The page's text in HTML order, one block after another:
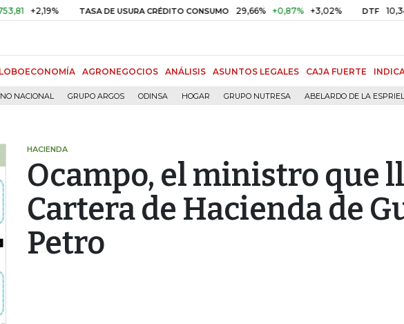
TASA DE USURA CRÉDITO CONSUMO 29,66% +0,87% +3,02% DTF 10,34%
AGRONEGOCIOS ANÁLISIS ASUNTOS LEGALES CAJA FUERTE
NACIONAL GRUPO ARGOS ODINSA HOGAR GRUPO NUTRESA ABELARDO DE LA
HACIENDA
Ocampo, el ministro que
Cartera de Hacienda de
Petro